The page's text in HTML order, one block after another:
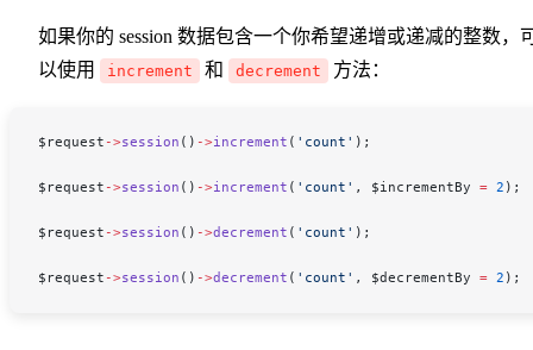
如果你的 session 数据包含一个你希望递增或递减的整数，
以使用
increment 和 decrement 方法：
$request ->session () ->increment ( 'count' );
$request ->session () ->increment ( 'count' , $incrementBy = 2 );
$request ->session () ->decrement ( 'count' );
$request ->session () ->decrement ( 'count' , $decrementBy = 2 );